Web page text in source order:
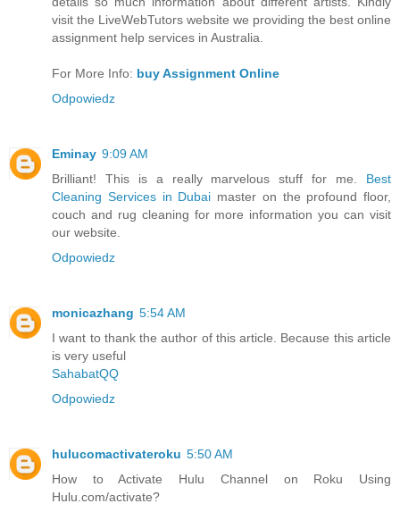
visit the LiveWebTutors website we providing the best online
assignment help services in Australia.
For More Info: buy Assignment Online
Odpowiedz
Eminay 9:09 AM
Brilliant! This is a really marvelous stuff for me. Best
Cleaning Services in Dubai master on the profound floor,
couch and rug cleaning for more information you can visit
our website.
Odpowiedz
monicazhang 5:54 AM
I want to thank the author of this article. Because this article
is very useful
SahabatQQ
Odpowiedz
hulucomactivateroku 5:50 AM
How to Activate Hulu Channel on Roku Using
Hulu.com/activate?